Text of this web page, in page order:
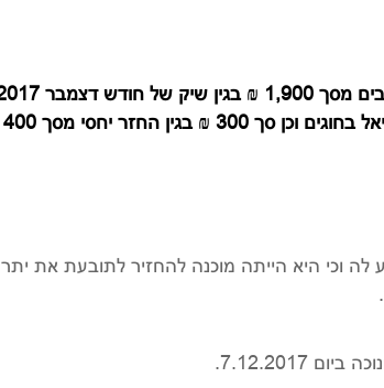
של חודש דצמבר 2017, מאחר וסכום הצ'ק הגיע לה וכי היא הייתה מוכנה להחזיר לתובעת את יתר